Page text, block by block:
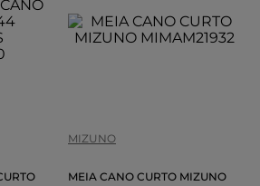
MIZUNO
MEIA CANO CURTO MIZUNO